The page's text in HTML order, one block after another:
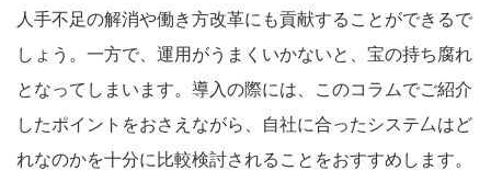
人手不足の解消や働き方改革にも貢献することができるで
しょう。一方で、運用がうまくいかないと、宝の持ち腐れ
となってしまいます。導入の際には、このコラムでご紹介
したポイントをおさえながら、自社に合ったシステ厶はど
れなのかを十分に比較検討されることをおすすめします。